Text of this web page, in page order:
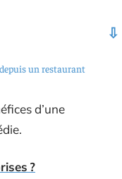
un restaurant
d’une
?